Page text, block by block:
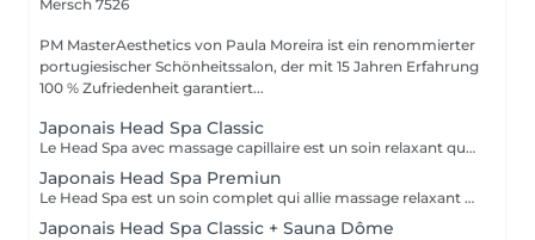
Mersch 7526
PM MasterAesthetics von Paula Moreira ist ein renommierter
portugiesischer Schönheitssalon, der mit 15 Jahren Erfahrung
100 % Zufriedenheit garantiert...
Japonais Head Spa Classic
Le Head Spa avec massage capillaire est un soin relaxant qui se concentre sur le bien-être du cuir chevelu et des cheveux. Le massage améliore la circulation sanguine, soulage les tensions, stimule la croissance des cheveux et procure une sensation de détente profonde. Idéal pour ceux qui cherchent à réduire le stress et à prendre soin de la santé capillaire de manière naturelle et efficace. La durée du service est personnalisée en fonction des besoins de chaque cliente, incluant la préparation, le soin, la désinstallation, un moment de détente autour d'un thé et le séchage des cheveux.
Japonais Head Spa Premiun
Le Head Spa est un soin complet qui allie massage relaxant et nettoyage de la peau, offrant un moment de bien-être et de renouveau. Le massage du cuir chevelu soulage les tensions, améliore la circulation sanguine et stimule la croissance des cheveux, tandis que le nettoyage de la peau élimine les impuretés, apportant fraîcheur et éclat. Idéal pour ceux qui recherchent un soulagement du stress, une revitalisation et des soins pour le corps et le visage. La durée du service est personnalisée en fonction des besoins de chaque cliente, incluant la préparation, le soin, la désinstallation, un moment de détente autour d'un thé et le séchage des cheveux.
Japonais Head Spa Classic + Sauna Dôme